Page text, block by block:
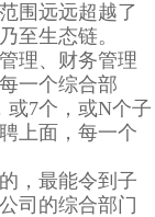
围远远超越了
至生态链。
理、财务管理
一个综合部
或7个，或N个子
上面，每一个
，最能令到子
司的综合部门